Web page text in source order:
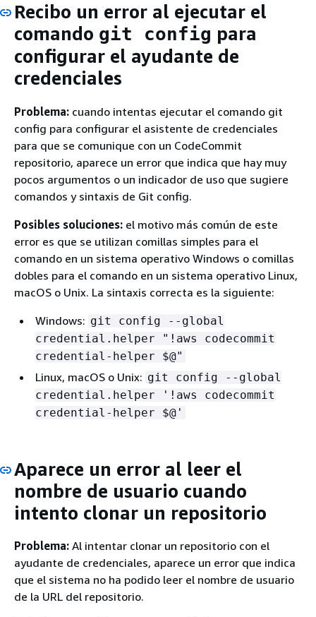
Recibo un error al ejecutar el
comando git config para
configurar el ayudante de
credenciales
Problema: cuando intentas ejecutar el comando git
config para configurar el asistente de credenciales
para que se comunique con un CodeCommit
repositorio, aparece un error que indica que hay muy
pocos argumentos o un indicador de uso que sugiere
comandos y sintaxis de Git config.
Posibles soluciones: el motivo más común de este
error es que se utilizan comillas simples para el
comando en un sistema operativo Windows o comillas
dobles para el comando en un sistema operativo Linux,
macOS o Unix. La sintaxis correcta es la siguiente:
Windows: git config --global
credential.helper "!aws codecommit
credential-helper $@"
Linux, macOS o Unix: git config --global
credential.helper '!aws codecommit
credential-helper $@'
Aparece un error al leer el
nombre de usuario cuando
intento clonar un repositorio
Problema: Al intentar clonar un repositorio con el
ayudante de credenciales, aparece un error que indica
que el sistema no ha podido leer el nombre de usuario
de la URL del repositorio.